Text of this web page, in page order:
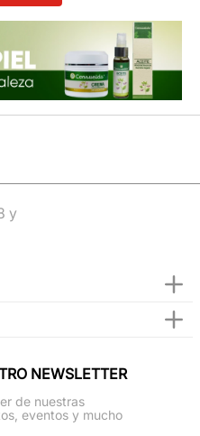
y
NEWSLETTER
de nuestras
eventos y mucho